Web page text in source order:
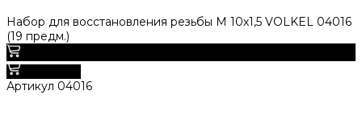
Набор для восстановления резьбы M 10х1,5 VOLKEL 04016
(19 предм.)
Артикул 04016